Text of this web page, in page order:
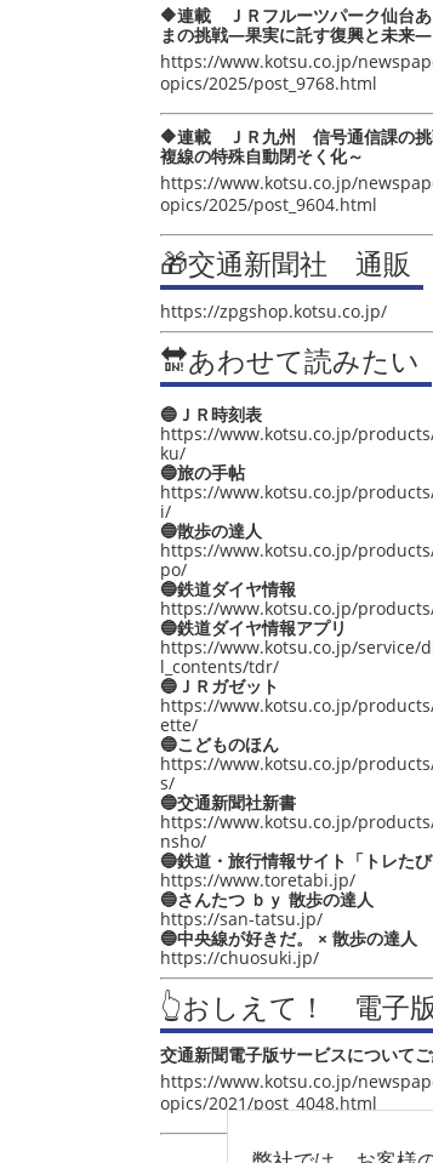
🔶連載 ＪＲフルーツパーク仙台
まの挑戦―果実に託す復興と未来―
https://www.kotsu.co.jp/
opics/2025/post_9768.html
🔶連載 ＪＲ九州 信号通信課の挑
複線の特殊自動閉そく化～
https://www.kotsu.co.jp/
opics/2025/post_9604.html
🎁交通新聞社 通販
https://zpgshop.kotsu.co.jp/
🔛あわせて読みたい
🔵ＪＲ時刻表
https://www.kotsu.co.jp/
ku/
🔵旅の手帖
https://www.kotsu.co.jp/
i/
🔵散歩の達人
https://www.kotsu.co.jp/
po/
🔵鉄道ダイヤ情報
https://www.kotsu.co.jp/
🔵鉄道ダイヤ情報アプリ
https://www.kotsu.co.jp/service/
l_contents/tdr/
🔵ＪＲガゼット
https://www.kotsu.co.jp/
ette/
🔵こどものほん
https://www.kotsu.co.jp/
s/
🔵交通新聞社新書
https://www.kotsu.co.jp/
nsho/
🔵鉄道・旅行情報サイト「トレたび
https://www.toretabi.jp/
🔵さんたつ ｂｙ 散歩の達人
https://san-tatsu.jp/
🔵中央線が好きだ。 × 散歩の達人
https://chuosuki.jp/
👆おしえて！ 電子
交通新聞電子版サービスについて
https://www.kotsu.co.jp/
opics/2021/post_4048.html